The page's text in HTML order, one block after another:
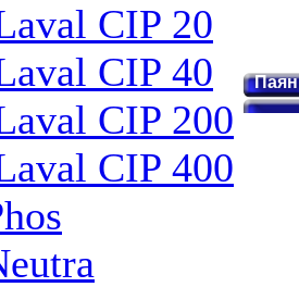
CIP 20
CIP 40
CIP 200
CIP 400